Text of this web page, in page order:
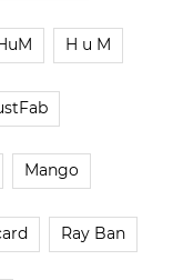
H u M
Mango
Ray Ban